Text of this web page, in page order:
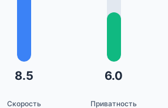
8.5
Скорость
6.0
Приватность